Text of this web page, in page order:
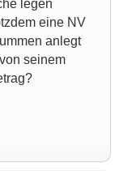
legen
eine NV
anlegt
seinem